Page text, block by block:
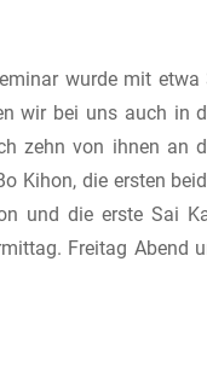
wurde mit etwa
wir bei uns auch in
zehn von ihnen an
Kihon, die ersten
und die erste Sai
Freitag Abend